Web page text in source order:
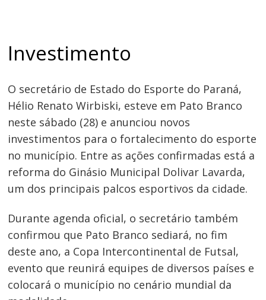
Investimento
O secretário de Estado do Esporte do Paraná,
Hélio Renato Wirbiski, esteve em Pato Branco
neste sábado (28) e anunciou novos
investimentos para o fortalecimento do esporte
no município. Entre as ações confirmadas está a
reforma do Ginásio Municipal Dolivar Lavarda,
um dos principais palcos esportivos da cidade.
Durante agenda oficial, o secretário também
confirmou que Pato Branco sediará, no fim
deste ano, a Copa Intercontinental de Futsal,
evento que reunirá equipes de diversos países e
colocará o município no cenário mundial da
Navegação
de
Post